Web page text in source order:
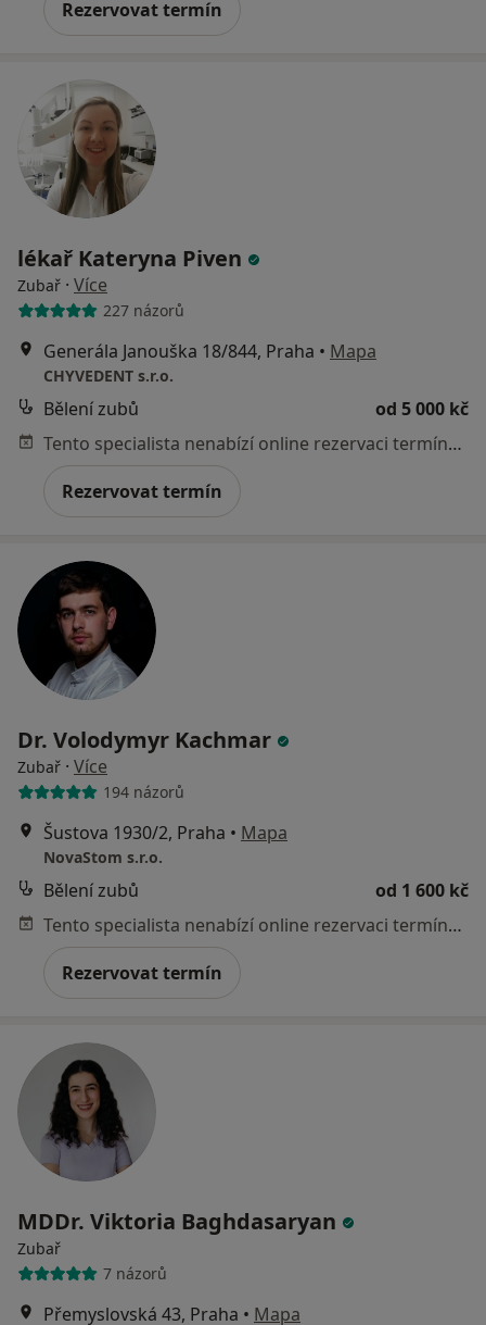
Rezervovat termín
lékař Kateryna Piven
Zubař · Více
227 názorů
Generála Janouška 18/844, Praha • Mapa
CHYVEDENT s.r.o.
Bělení zubů
od 5 000 kč
Tento specialista nenabízí online rezervaci termínu na této adrese.
Rezervovat termín
Dr. Volodymyr Kachmar
Zubař · Více
194 názorů
Šustova 1930/2, Praha • Mapa
NovaStom s.r.o.
Bělení zubů
od 1 600 kč
Tento specialista nenabízí online rezervaci termínu na této adrese.
Rezervovat termín
MDDr. Viktoria Baghdasaryan
Zubař
7 názorů
Přemyslovská 43, Praha • Mapa